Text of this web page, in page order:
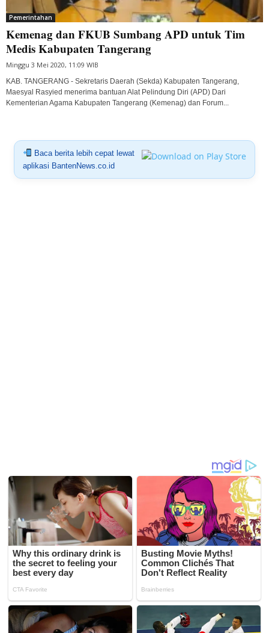
Pemerintahan
Kemenag dan FKUB Sumbang APD untuk Tim
Medis Kabupaten Tangerang
Minggu 3 Mei 2020, 11:09 WIB
KAB. TANGERANG - Sekretaris Daerah (Sekda) Kabupaten Tangerang,
Maesyal Rasyied menerima bantuan Alat Pelindung Diri (APD) Dari
Kementerian Agama Kabupaten Tangerang (Kemenag) dan Forum...
Baca berita lebih cepat lewat
aplikasi BantenNews.co.id